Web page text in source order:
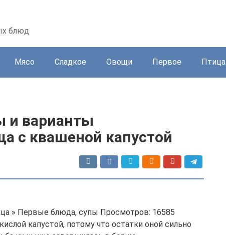
блюд
Мясо Сладкое Овощи Первое Птица
и варианты
с квашеной капустой
» Первые блюда, супы Просмотров: 16585
капустой, потому что остатки оной сильно